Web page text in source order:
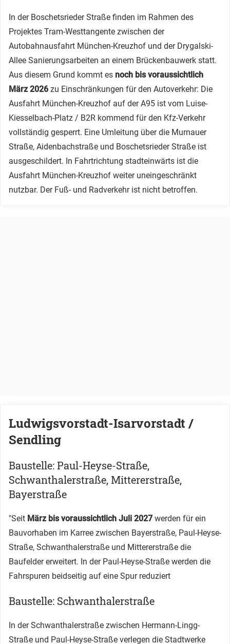
In der Boschetsrieder Straße finden im Rahmen des
Projektes Tram-Westtangente zwischen der
Autobahnausfahrt München-Kreuzhof und der Drygalski-
Allee Sanierungsarbeiten an einem Brückenbauwerk statt.
Aus diesem Grund kommt es noch bis voraussichtlich
März 2026 zu Einschränkungen für den Autoverkehr: Die
Ausfahrt München-Kreuzhof auf der A95 ist vom Luise-
Kiesselbach-Platz / B2R kommend für den Kfz-Verkehr
vollständig gesperrt. Eine Umleitung über die Murnauer
Straße, Aidenbachstraße und Boschetsrieder Straße ist
ausgeschildert. In Fahrtrichtung stadteinwärts ist die
Ausfahrt München-Kreuzhof weiter uneingeschränkt
nutzbar. Der Fuß- und Radverkehr ist nicht betroffen.
Ludwigsvorstadt-Isarvorstadt /
Sendling
Baustelle: Paul-Heyse-Straße,
Schwanthalerstraße, Mittererstraße,
Bayerstraße
"Seit März bis voraussichtlich Juli 2027 werden für ein
Bauvorhaben im Karree zwischen Bayerstraße, Paul-Heyse-
Straße, Schwanthalerstraße und Mittererstraße die
Baufelder erweitert. In der Paul-Heyse-Straße werden die
Fahrspuren beidseitig auf eine Spur reduziert
Baustelle: Schwanthalerstraße
In der Schwanthalerstraße zwischen Hermann-Lingg-
Straße und Paul-Heyse-Straße verlegen die Stadtwerke